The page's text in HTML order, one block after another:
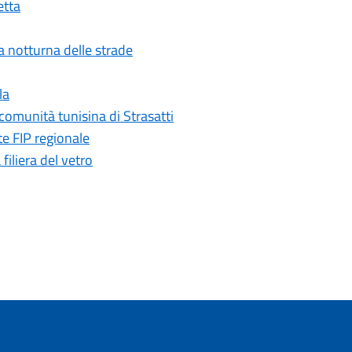
notturna delle strade
tunisina di Strasatti
FIP regionale
del vetro